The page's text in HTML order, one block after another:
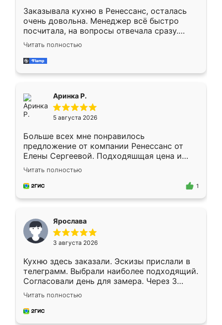
Заказывала кухню в Ренессанс, осталась
очень довольна. Менеджер всё быстро
посчитала, на вопросы отвечала сразу.
Замерщик приехал в субботу, подошёл к
делу со всей ответственностью. Собрали
за день, ребята работали аккуратно, даже
Читать полностью
Аринка Р.
5 августа 2026
Больше всех мне понравилось
предложение от компании Ренессанс от
Елены Сергеевой. Подходяшщая цена и
короткие сроки изготовления. Приехавший
для замера сотрудник Владислав
предложил по моему эскизу самый
Читать полностью
1
Ярослава
3 августа 2026
Кухню здесь заказали. Эскизы прислали в
телеграмм. Выбрали наиболее подходящий.
Согласовали день для замера. Через 3
недели кухня была уже готова. Остались
довольны работой. Спасибо Ренессанс
мебель за качественную работу!
Читать полностью